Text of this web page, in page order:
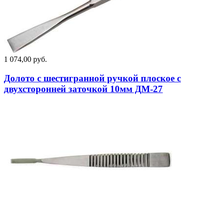
1 074,00 руб.
Долото с шестигранной ручкой плоское с
двухсторонней заточкой 10мм ДМ-27